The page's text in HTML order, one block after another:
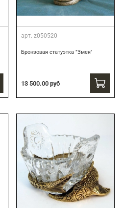
арт. z050520
Бронзовая статуэтка "Змея"
13 500.00 руб